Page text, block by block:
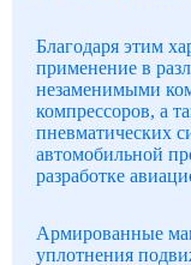
Благодаря этим
применение в
незаменимыми
компрессоров, а
пневматических
автомобильной
разработке
Армированные
уплотнения